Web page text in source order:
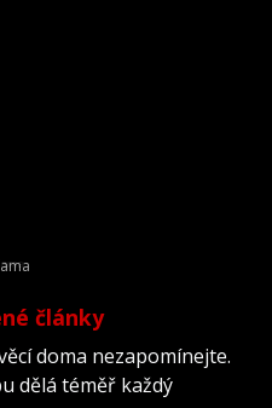
články
doma nezapomínejte.
dělá téměř každý